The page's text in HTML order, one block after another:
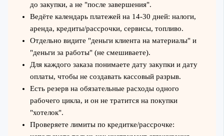
до закупки, а не "после завершения".
Ведёте календарь платежей на 14-30 дней: налоги,
аренда, кредиты/рассрочки, сервисы, топливо.
Отдельно видите "деньги клиента на материалы" и
"деньги за работы" (не смешиваете).
Для каждого заказа понимаете дату закупки и дату
оплаты, чтобы не создавать кассовый разрыв.
Есть резерв на обязательные расходы одного
рабочего цикла, и он не тратится на покупки
"хотелок".
Проверяете лимиты по кредитке/рассрочке: